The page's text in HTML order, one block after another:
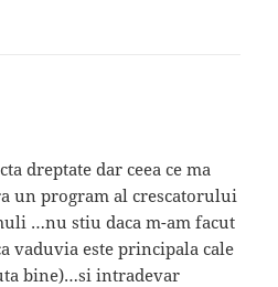
dreptate dar ceea ce ma
un program al crescatorului
…nu stiu daca m-am facut
vaduvia este principala cale
bine)…si intradevar